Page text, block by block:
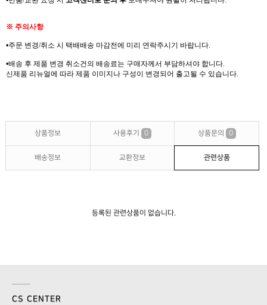
※ 주의사항
•주문 변경/취소 시 택배배송 마감전에 미리 연락주시기 바랍니다.
•배송 후 제품 변경 취소건의 배송료는 구매자께서 부담하셔야 합니다.
신제품 리뉴얼에 따라 제품 이미지나 구성이 변경되어 출고될 수 있습니다.
상품정보 사용후기 0 상품문의 0
배송정보 교환정보 관련상품
등록된 관련상품이 없습니다.
CS CENTER